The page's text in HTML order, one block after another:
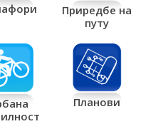
Приредбе на
путу
Планови